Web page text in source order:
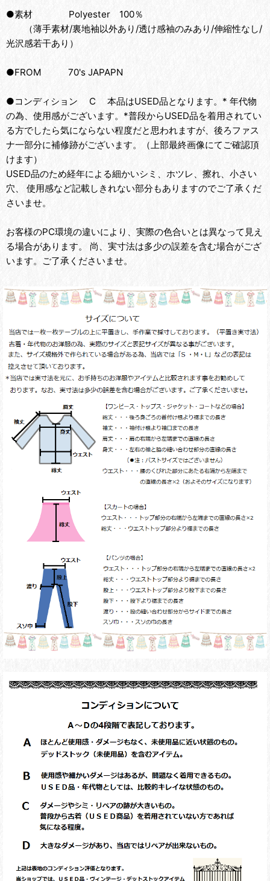
●素材 Polyester 100％
（薄手素材/裏地袖以外あり/透け感袖のみあり/伸縮性なし/
光沢感若干あり）
●FROM 70's JAPAPN
●コンディション C 本品はUSED品となります。* 年代物
の為、使用感がございます。*普段からUSED品を着用されてい
る方でしたら気にならない程度だと思われますが、後ろファス
ナ一部分に補修跡がございます。（上部最終画像にてご確認頂
けます）
USED品のため経年による細かいシミ、ホツレ、擦れ、小さい
穴、 使用感など記載しきれない部分もありますのでご了承くだ
さいませ。
お客様のPC環境の違いにより、実際の色合いとは異なって見え
る場合があります。 尚、実寸法は多少の誤差を含む場合がござ
います。ご了承くださいませ。